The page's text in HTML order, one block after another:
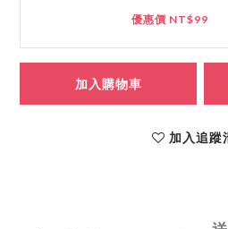
優惠價 NT$99
加入購物車
加入追蹤